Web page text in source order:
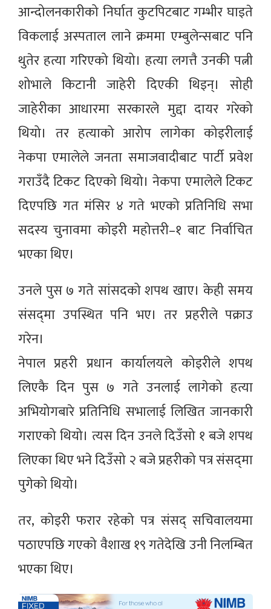
आन्दोलनकारीको निर्घात कुटपिटबाट गम्भीर घाइते
विकलाई अस्पताल लाने क्रममा एम्बुलेन्सबाट पनि
थुतेर हत्या गरिएको थियो। हत्या लगत्तै उनकी पत्नी
शोभाले किटानी जाहेरी दिएकी थिइन्। सोही
जाहेरीका आधारमा सरकारले मुद्दा दायर गरेको
थियो। तर हत्याको आरोप लागेका कोइरीलाई
नेकपा एमालेले जनता समाजवादीबाट पार्टी प्रवेश
गराउँदै टिकट दिएको थियो। नेकपा एमालेले टिकट
दिएपछि गत मंसिर ४ गते भएको प्रतिनिधि सभा
सदस्य चुनावमा कोइरी महोत्तरी–१ बाट निर्वाचित
भएका थिए।
उनले पुस ७ गते सांसदको शपथ खाए। केही समय
संसद्‌मा उपस्थित पनि भए। तर प्रहरीले पक्राउ
गरेन।
नेपाल प्रहरी प्रधान कार्यालयले कोइरीले शपथ
लिएकै दिन पुस ७ गते उनलाई लागेको हत्या
अभियोगबारे प्रतिनिधि सभालाई लिखित जानकारी
गराएको थियो। त्यस दिन उनले दिउँसो १ बजे शपथ
लिएका थिए भने दिउँसो २ बजे प्रहरीको पत्र संसद्‌मा
पुगेको थियो।
तर, कोइरी फरार रहेको पत्र संसद् सचिवालयमा
पठाएपछि गएको वैशाख १९ गतेदेखि उनी निलम्बित
भएका थिए।